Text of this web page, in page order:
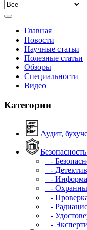
Главная
Новости
Научные статьи
Полезные статьи
Обзоры
Специальности
Видео
Категории
Аудит,
-
-
-
-
-
-
-
-